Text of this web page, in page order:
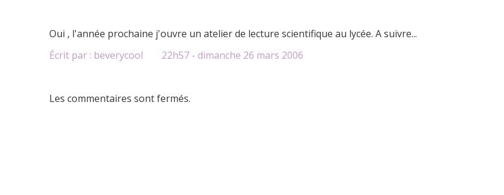
Oui , l'année prochaine j'ouvre un atelier de lecture scientifique au lycée. A suivre...
Écrit par : beverycool 22h57- dimanche 26 mars 2006
Les commentaires sont fermés.